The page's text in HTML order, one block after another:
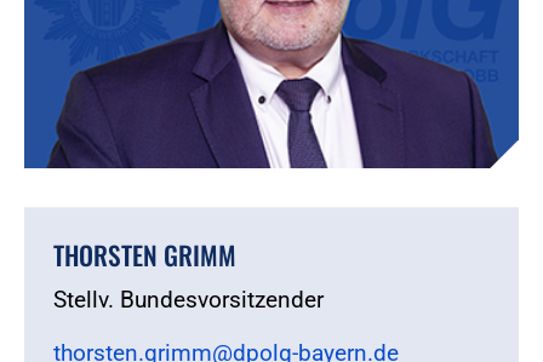
THORSTEN GRIMM
Stellv. Bundesvorsitzender
thorsten.grimm@dpolg-bayern.de